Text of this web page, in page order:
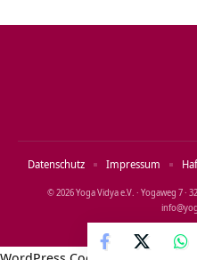
© 2026 Yoga Vidya e.V. · Yogaweg 7 ·
Datenschutz Impressum